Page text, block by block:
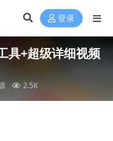
登录
具+超级详细视频
2.5K